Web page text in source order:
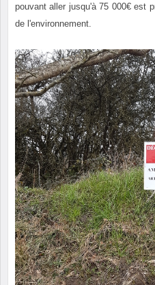
pouvant aller jusqu'à 75 000€ est
de l'environnement.